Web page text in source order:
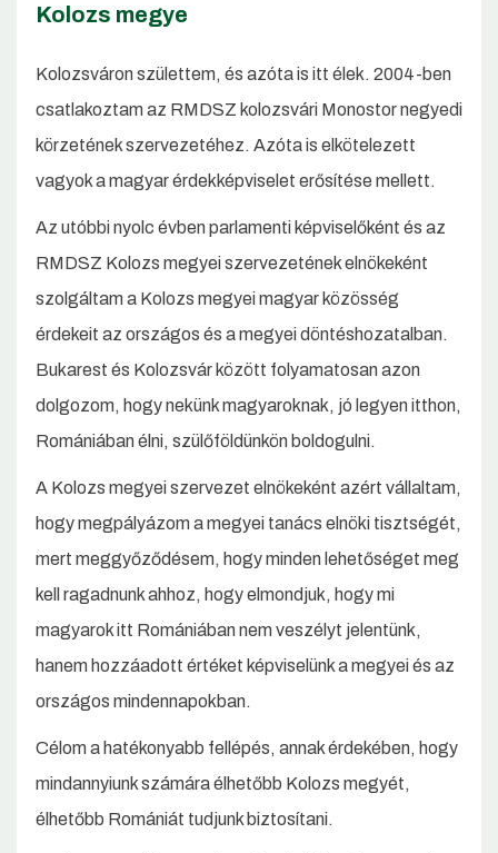
Kolozs megye
Kolozsváron születtem, és azóta is itt élek. 2004-ben
csatlakoztam az RMDSZ kolozsvári Monostor negyedi
körzetének szervezetéhez. Azóta is elkötelezett
vagyok a magyar érdekképviselet erősítése mellett.
Az utóbbi nyolc évben parlamenti képviselőként és az
RMDSZ Kolozs megyei szervezetének elnökeként
szolgáltam a Kolozs megyei magyar közösség
érdekeit az országos és a megyei döntéshozatalban.
Bukarest és Kolozsvár között folyamatosan azon
dolgozom, hogy nekünk magyaroknak, jó legyen itthon,
Romániában élni, szülőföldünkön boldogulni.
A Kolozs megyei szervezet elnökeként azért vállaltam,
hogy megpályázom a megyei tanács elnöki tisztségét,
mert meggyőződésem, hogy minden lehetőséget meg
kell ragadnunk ahhoz, hogy elmondjuk, hogy mi
magyarok itt Romániában nem veszélyt jelentünk,
hanem hozzáadott értéket képviselünk a megyei és az
országos mindennapokban.
Célom a hatékonyabb fellépés, annak érdekében, hogy
mindannyiunk számára élhetőbb Kolozs megyét,
élhetőbb Romániát tudjunk biztosítani.